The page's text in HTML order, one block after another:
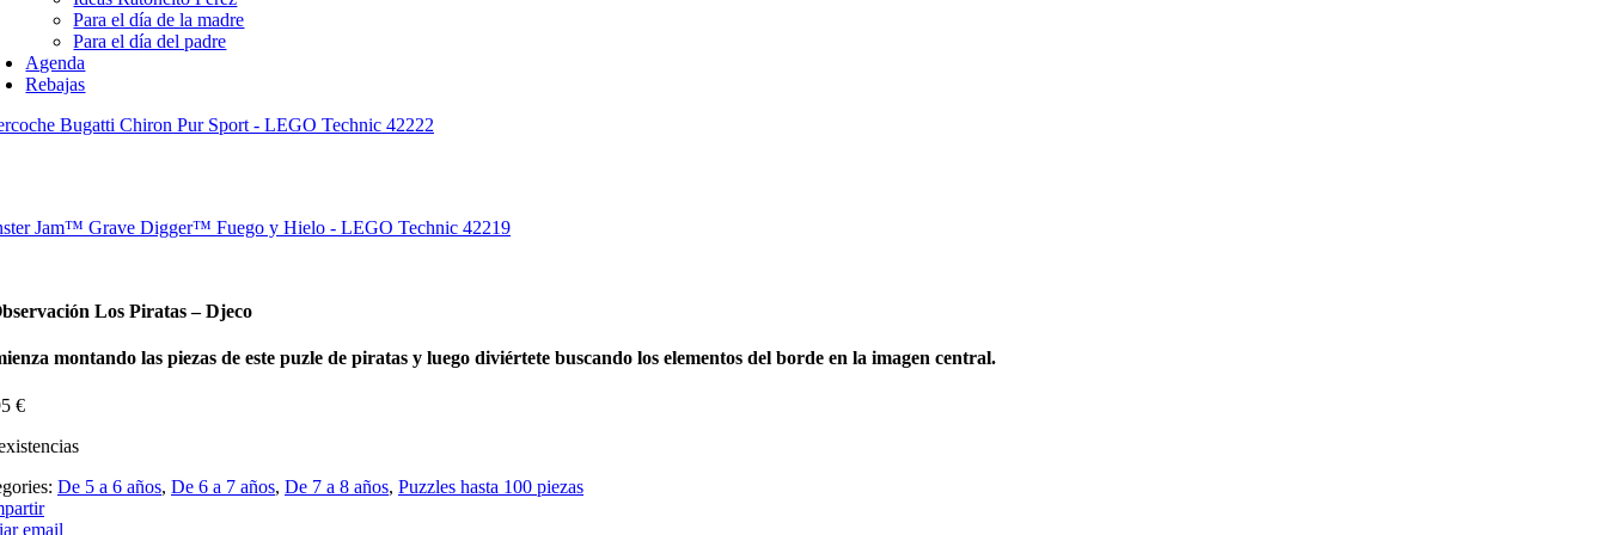
Para el día de la madre
Para el día del padre
Agenda
Rebajas
Bugatti Chiron Pur Sport - LEGO Technic 42222
Jam™ Grave Digger™ Fuego y Hielo - LEGO Technic 42219
Los Piratas – Djeco
montando las piezas de este puzle de piratas y luego diviértete buscando los elementos del borde en la imagen central.
€
De 5 a 6 años, De 6 a 7 años, De 7 a 8 años, Puzzles hasta 100 piezas
email